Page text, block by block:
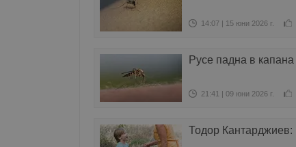
14:07 | 15 юни 2026 г.
Русе падна в
21:41 | 09 юни 2026 г.
Тодор Кантарджиев: